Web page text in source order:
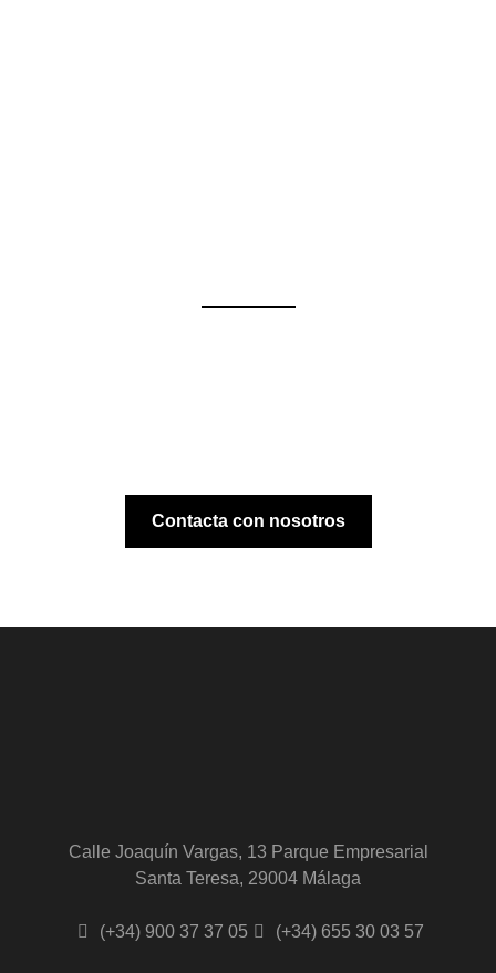
Contacta con nosotros
Calle Joaquín Vargas, 13 Parque Empresarial
Santa Teresa, 29004 Málaga
(+34) 900 37 37 05 (+34) 655 30 03 57